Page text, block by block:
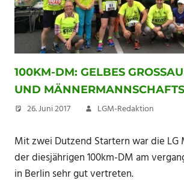
100KM-DM: GELBES
ND MÄNNERMANNSCHAFTS-
26. Juni 2017 LGM-Redaktion
Mit zwei Dutzend Startern war die LG
der diesjährigen 100km-DM am
in Berlin sehr gut vertreten.